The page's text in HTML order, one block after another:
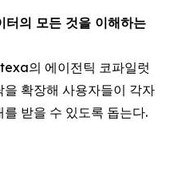
의 모든 것을 이해하는
의 에이전틱 코파일럿
확장해 사용자들이 각자
받을 수 있도록 돕는다.